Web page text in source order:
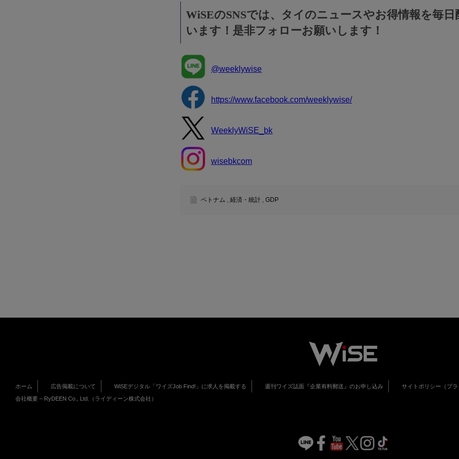
WiSEのSNSでは、タイのニュースやお得情報を毎日
います！是非フォローお願いします！
@weeklywise
https://www.facebook.com/weeklywise/
WeeklyWiSE_bk
wisebkcom
ベトナム , 経済・統計 , GDP
ホーム 広告掲載について WiSEデジタル「ワイズJob Find!」に求人を掲載する 週刊ワイズ誌面『企業有料郵送』のお申し込み
サイトポリシー（プ
会社概要 – RyDEEN Co., Ltd.（ライディーン株式会社）